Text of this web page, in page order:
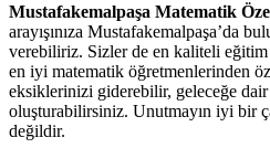
Mustafakemalpaşa Matematik
arayışınıza Mustafakemalpaşa’da
verebiliriz. Sizler de en kaliteli
en iyi matematik öğretmenlerinden
eksiklerinizi giderebilir, geleceğe
oluşturabilirsiniz. Unutmayın iyi bir
değildir.